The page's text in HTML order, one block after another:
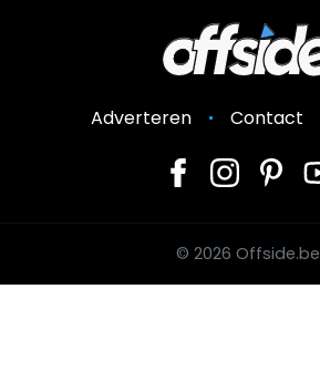
Adverteren Contact
© 2026 Offside.be